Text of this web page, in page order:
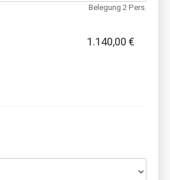
Belegung 2 Pers.
1.140,00 €